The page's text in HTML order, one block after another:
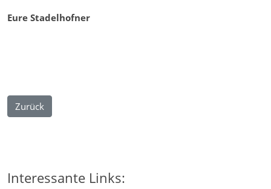
Eure Stadelhofner
Zurück
Interessante Links: